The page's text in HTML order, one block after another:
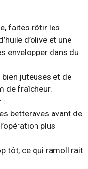
faites rôtir les
d’olive et une
envelopper dans du
juteuses et de
de fraîcheur.
:
betteraves avant de
plus
tôt, ce qui ramollirait